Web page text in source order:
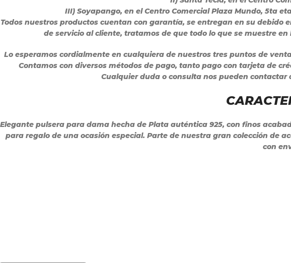
III) Soyapango, en el Centro Comercial Plaza Mundo, 5ta
Todos nuestros productos cuentan con garantía, se entregan en su debido
de servicio al cliente, tratamos de que todo lo que se muestre
Lo esperamos cordialmente en cualquiera de nuestros tres puntos de
Contamos con diversos métodos de pago, tanto pago con tarjeta de
Cualquier duda o consulta nos pueden contactar
Elegante pulsera para dama hecha de Plata auténtica 925, con finos
para regalo de una ocasión especial. Parte de nuestra gran colección de
con